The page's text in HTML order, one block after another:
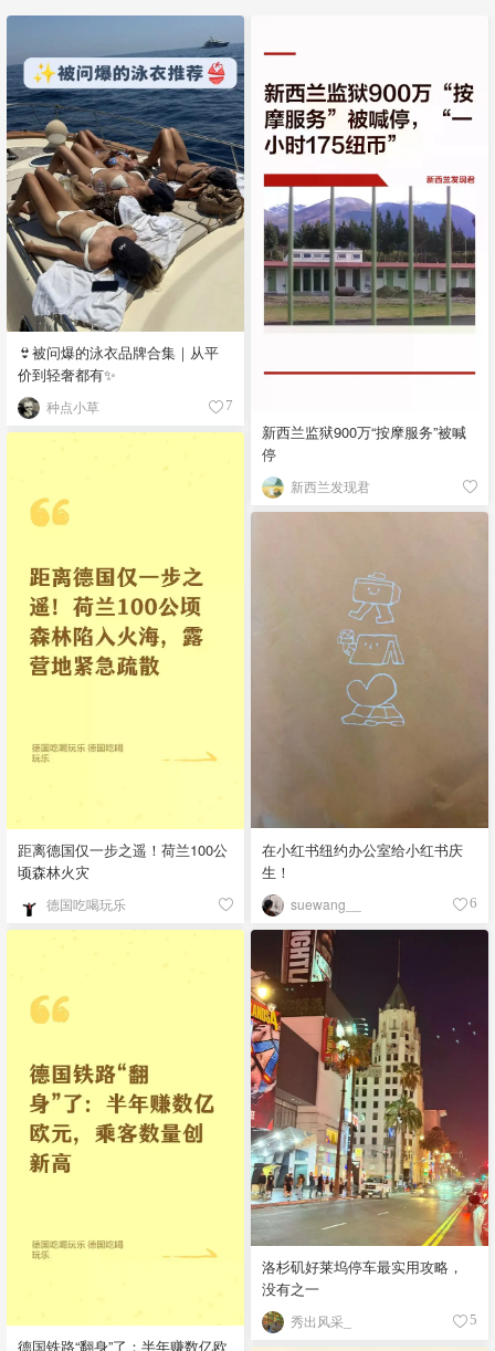
👙被问爆的泳衣品牌合集｜从平
价到轻奢都有✨
种点小草 7
新西兰监狱900万“按摩服务”被喊
停
新西兰发现君
距离德国仅一步之遥！荷兰100公
顷森林火灾
德国吃喝玩乐
在小红书纽约办公室给小红书庆
生！
suewang__ 6
德国铁路“翻身”了：半年赚数亿欧
洛杉矶好莱坞停车最实用攻略，
没有之一
秀出风采_ 5